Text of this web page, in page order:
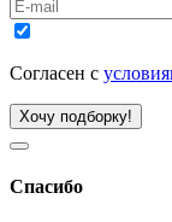
Согласен с
Хочу подборку!
Спасибо